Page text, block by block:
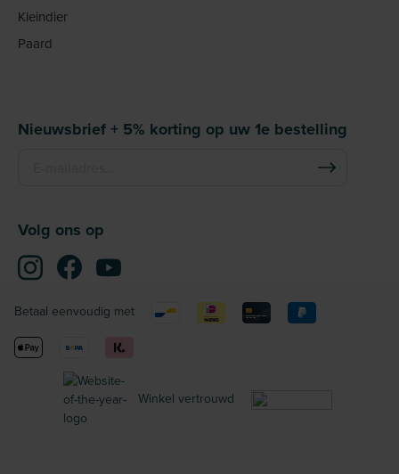
Kleindier
Paard
Nieuwsbrief + 5% korting op uw 1e bestelling
Volg ons op
Betaal eenvoudig met
Winkel vertrouwd